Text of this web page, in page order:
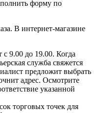
форму по
В интернет-магазине
с 9.00 до 19.00. Когда
служба свяжется
предложит выбрать
адрес. Осмотрите
указанной
торговых точек для